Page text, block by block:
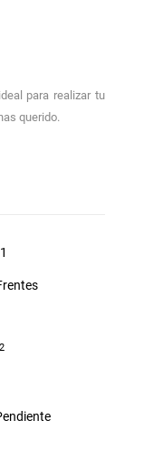
para realizar tu
querido.
2